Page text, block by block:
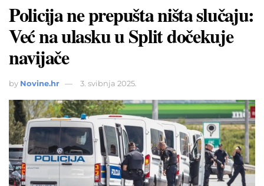
Policija ne prepušta ništa slučaju:
Već na ulasku u Split dočekuje
navijače
by Novine.hr 3. svibnja 2025.